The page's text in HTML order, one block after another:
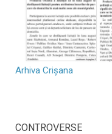
Arhiva Crișana
CONTROVERSE